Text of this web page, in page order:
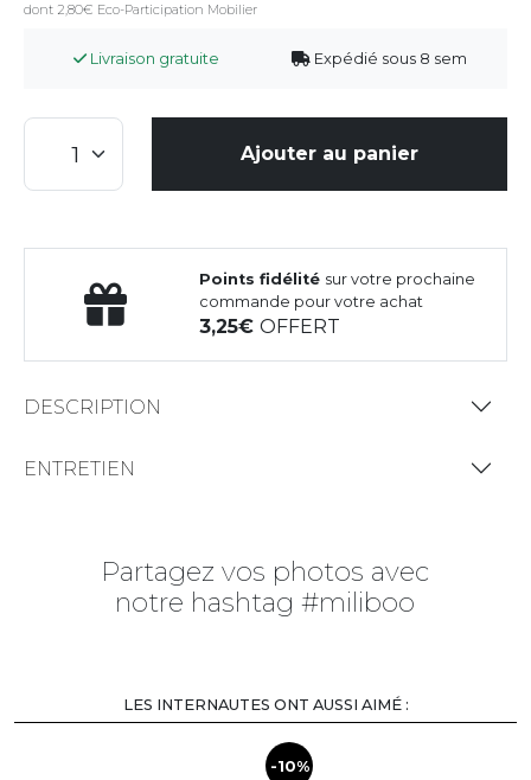
dont 2,80€ Eco-Participation Mobilier
Livraison gratuite Expédié sous 8 sem
Ajouter au panier
Points fidélité sur votre prochaine
commande pour votre achat
3,25OFFERT
DESCRIPTION
ENTRETIEN
Partagez vos photos avec
notre hashtag #miliboo
LES INTERNAUTES ONT AUSSI AIMÉ :
-10%